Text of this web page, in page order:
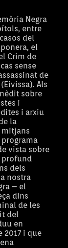
58 min
Negra
entre
del
el
Crim de
sense
de
Als
sobre
i
i arxiu
la
mitjans
programa
vista sobre
profund
dels
nostra
– el
dins
de les
del
en
2017 i que